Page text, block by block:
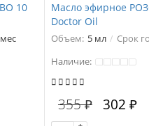
10
Масло эфирное
Doctor Oil
Объем: 5 мл Срок
Наличие:
355 ₽ 302 ₽